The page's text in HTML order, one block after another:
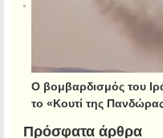
Ο βομβαρδισμός του
το «Κουτί της
Πρόσφατα άρθρα